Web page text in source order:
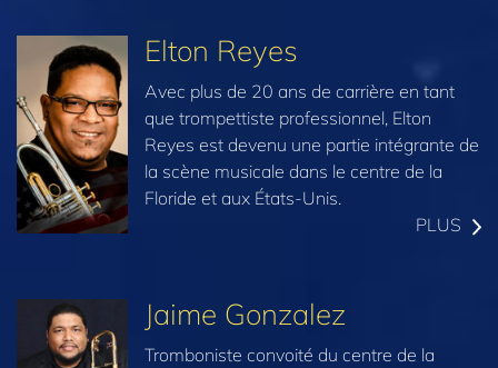
Elton Reyes
Avec plus de 20 ans de carrière en tant
que trompettiste professionnel, Elton
Reyes est devenu une partie intégrante de
la scène musicale dans le centre de la
Floride et aux États-Unis.
PLUS
Jaime Gonzalez
Tromboniste convoité du centre de la